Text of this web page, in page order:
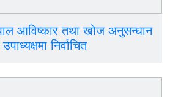
आविष्कार तथा खोज अनुसन्धान
निर्वाचित